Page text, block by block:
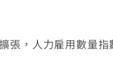
，人力雇用數量指